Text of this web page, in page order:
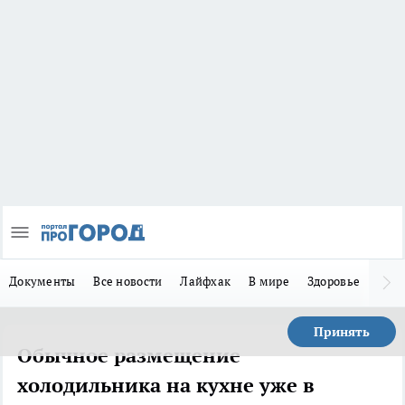
Документы Все новости Лайфхак В мире Здоровье
Принять
Обычное размещение
холодильника на кухне уже в